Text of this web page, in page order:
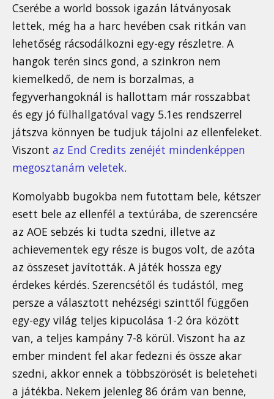
Cserébe a world bossok igazán látványosak
lettek, még ha a harc hevében csak ritkán van
lehetőség rácsodálkozni egy-egy részletre. A
hangok terén sincs gond, a szinkron nem
kiemelkedő, de nem is borzalmas, a
fegyverhangoknál is hallottam már rosszabbat
és egy jó fülhallgatóval vagy 5.1es rendszerrel
játszva könnyen be tudjuk tájolni az ellenfeleket.
Viszont az End Credits zenéjét mindenképpen
megosztanám veletek.
Komolyabb bugokba nem futottam bele, kétszer
esett bele az ellenfél a textúrába, de szerencsére
az AOE sebzés ki tudta szedni, illetve az
achievementek egy része is bugos volt, de azóta
az összeset javították. A játék hossza egy
érdekes kérdés. Szerencsétől és tudástól, meg
persze a választott nehézségi szinttől függően
egy-egy világ teljes kipucolása 1-2 óra között
van, a teljes kampány 7-8 körül. Viszont ha az
ember mindent fel akar fedezni és össze akar
szedni, akkor ennek a többszörösét is beleteheti
a játékba. Nekem jelenleg 86 órám van benne,